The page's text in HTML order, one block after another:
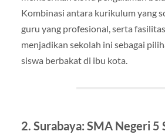
Kombinasi antara kurikulum yang
guru yang profesional, serta
menjadikan sekolah ini sebagai
siswa berbakat di ibu kota.
2. Surabaya: SMA Negeri 5